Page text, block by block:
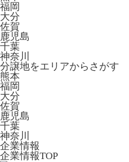
福岡
大分
佐賀
鹿児島
千葉
神奈川
分譲地をエリアからさがす
熊本
福岡
大分
佐賀
鹿児島
千葉
神奈川
企業情報
企業情報TOP